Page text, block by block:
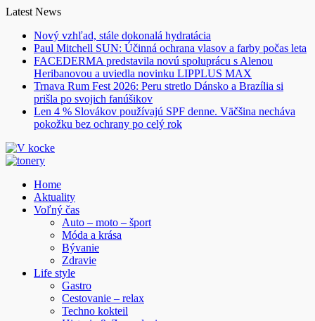
Skip
content
Latest News
Nový vzhľad, stále dokonalá hydratácia
Paul Mitchell SUN: Účinná ochrana vlasov a farby počas leta
FACEDERMA predstavila novú spoluprácu s Alenou
Heribanovou a uviedla novinku LIPPLUS MAX
Trnava Rum Fest 2026: Peru stretlo Dánsko a Brazília si
prišla po svojich fanúšikov
Len 4 % Slovákov používajú SPF denne. Väčšina necháva
pokožku bez ochrany po celý rok
Home
Aktuality
Voľný čas
Auto – moto – šport
Móda a krása
Bývanie
Zdravie
Life style
Gastro
Cestovanie – relax
Techno kokteil